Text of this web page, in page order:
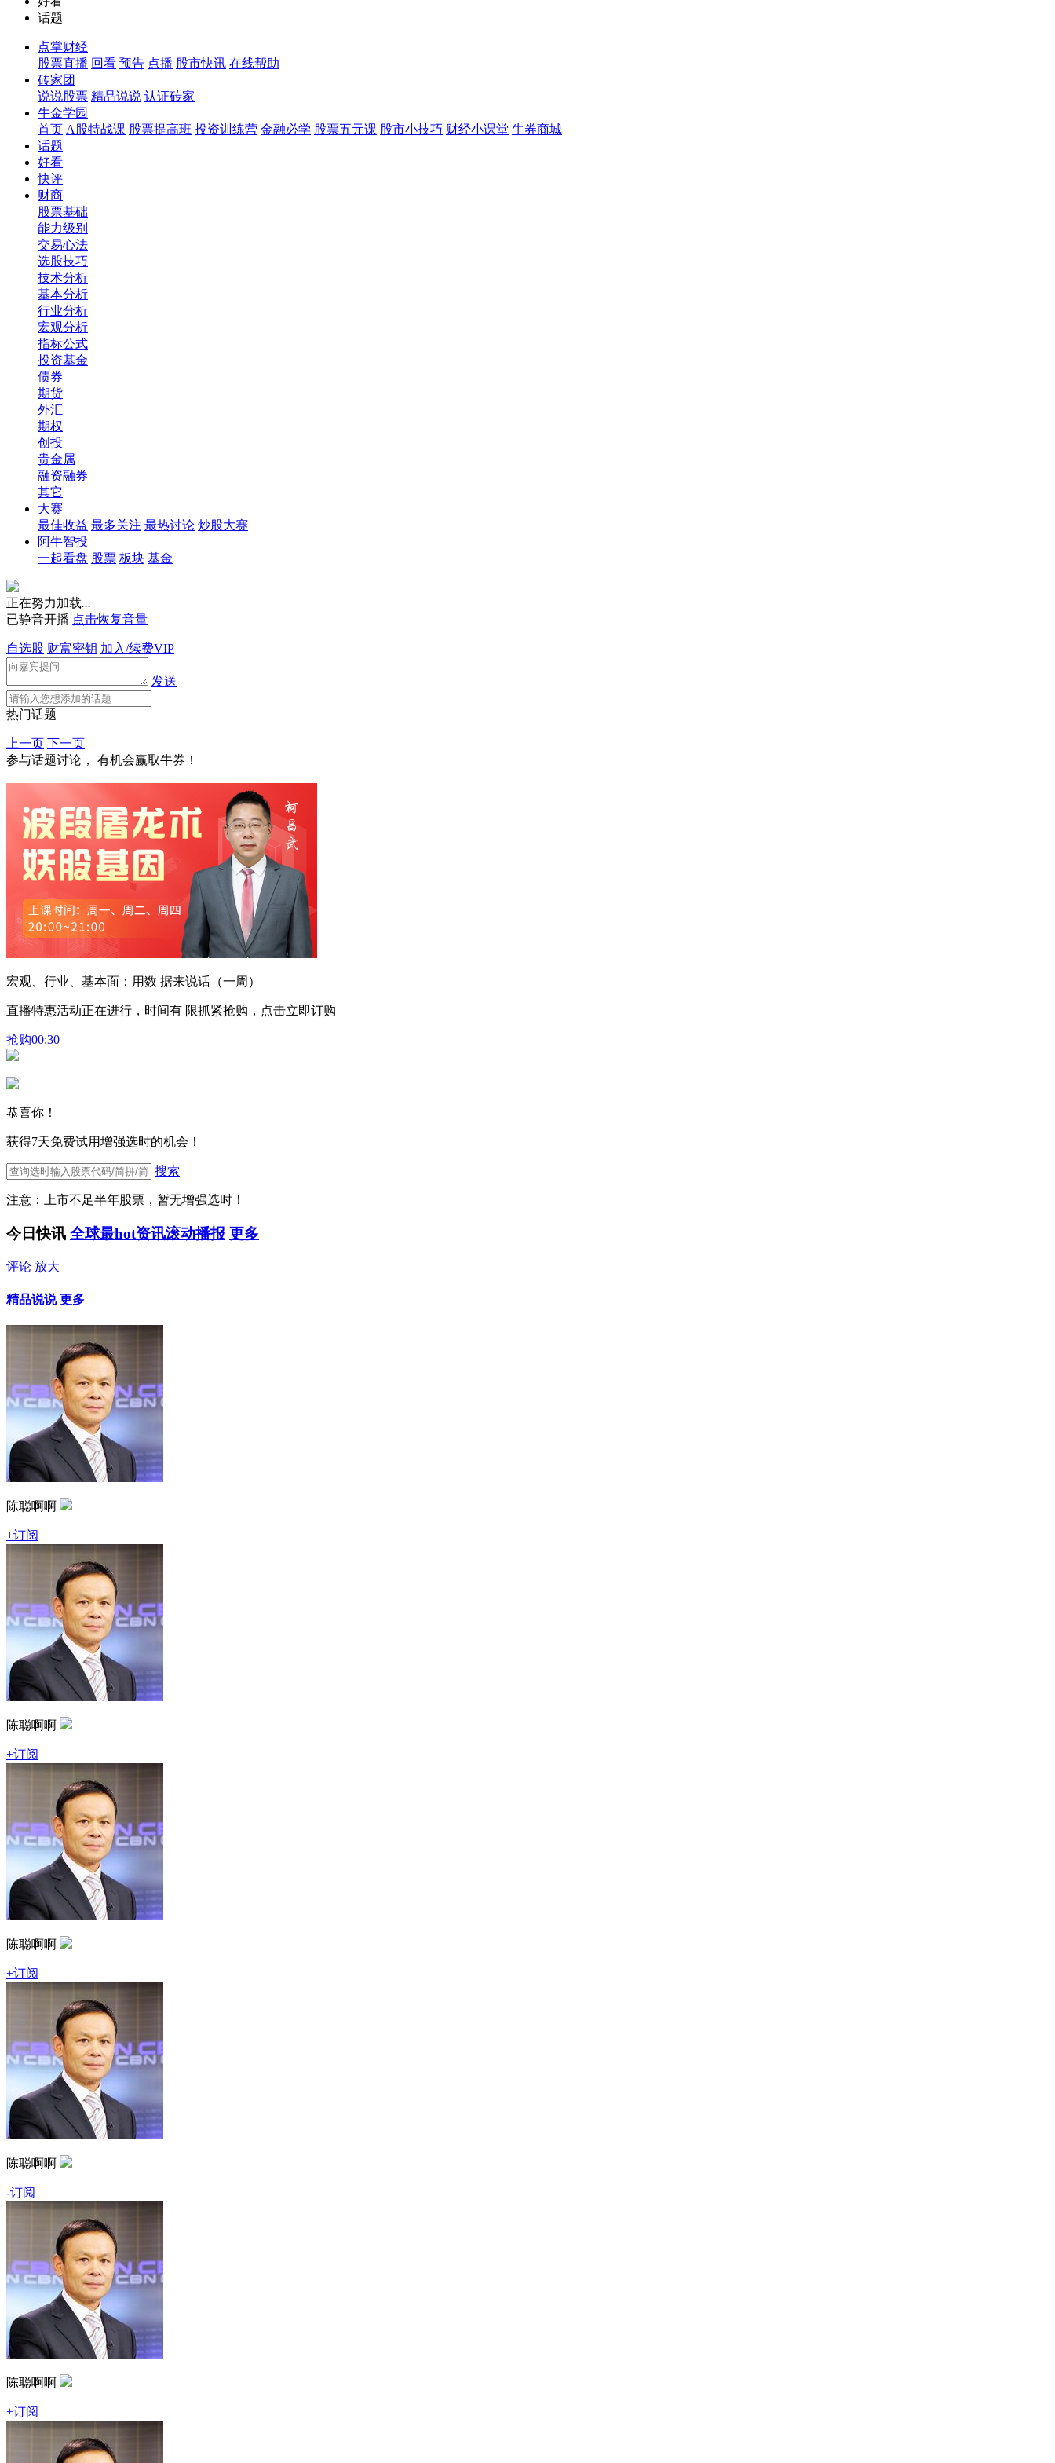
话题
点掌财经
股票直播 回看 预告 点播 股市快讯 在线帮助
砖家团
说说股票 精品说说 认证砖家
牛金学园
首页 A股特战课 股票提高班 投资训练营 金融必学 股票五元课 股市小技巧 财经小课堂 牛券商城
话题
好看
快评
财商
股票基础
能力级别
交易心法
选股技巧
技术分析
基本分析
行业分析
宏观分析
指标公式
投资基金
债券
期货
外汇
期权
创投
贵金属
融资融券
其它
大赛
最佳收益 最多关注 最热讨论 炒股大赛
阿牛智投
一起看盘 股票 板块 基金
正在努力加载...
已静音开播 点击恢复音量
自选股 财富密钥 加入/续费VIP
发送
热门话题
上一页 下一页
参与话题讨论， 有机会赢取牛券！
宏观、行业、基本面：用数 据来说话（一周）
直播特惠活动正在进行，时间有 限抓紧抢购，点击立即订购
抢购00:30
恭喜你！
获得7天免费试用增强选时的机会！
搜索
注意：上市不足半年股票，暂无增强选时！
今日快讯 全球最hot资讯滚动播报 更多
评论 放大
精品说说 更多
陈聪啊啊
+订阅
陈聪啊啊
+订阅
陈聪啊啊
+订阅
陈聪啊啊
-订阅
陈聪啊啊
+订阅